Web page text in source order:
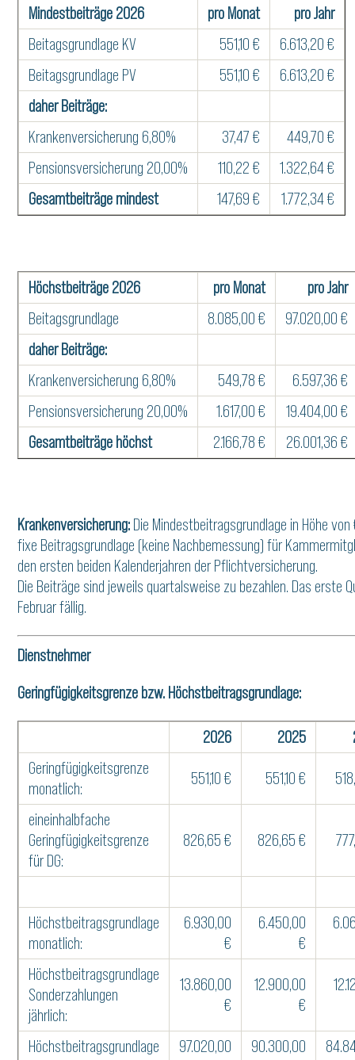
Mindestbeiträge 2026 pro Monat
pro Jahr
Beitagsgrundlage KV
551,10 €
6.613,20 €
Beitagsgrundlage PV
551,10 €
6.613,20 €
daher Beiträge:
Krankenversicherung 6,80%
37,47 €
449,70 €
Pensionsversicherung 20,00%
110,22 €
1.322,64 €
Gesamtbeiträge mindest
147,69 € 1.772,34 €
Höchstbeiträge 2026 pro Monat
pro Jahr
Beitagsgrundlage
8.085,00 €
97.020,00 €
daher Beiträge:
Krankenversicherung 6,80%
549,78 €
6.597,36 €
Pensionsversicherung 20,00%
1.617,00 €
19.404,00 €
Gesamtbeiträge höchst
2.166,78 € 26.001,36 €
Krankenversicherung: Die Mindestbeitragsgrundlage in Höhe
fixe Beitragsgrundlage (keine Nachbemessung) für
den ersten beiden Kalenderjahren der Pflichtversicherung.
Die Beiträge sind jeweils quartalsweise zu bezahlen. Das erste
Februar fällig.
Dienstnehmer
Geringfügigkeitsgrenze bzw. Höchstbeitragsgrundlage:
2026 2025
Geringfügigkeitsgrenze
monatlich:
551,10 € 551,10 €
eineinhalbfache
Geringfügigkeitsgrenze
für DG:
826,65 € 826,65 €
Höchstbeitragsgrundlage
monatlich:
6.930,00
€
6.450,00
€
Höchstbeitragsgrundlage
Sonderzahlungen
jährlich:
13.860,00
€
12.900,00
€
Höchstbeitragsgrundlage
97.020,00
90.300,00